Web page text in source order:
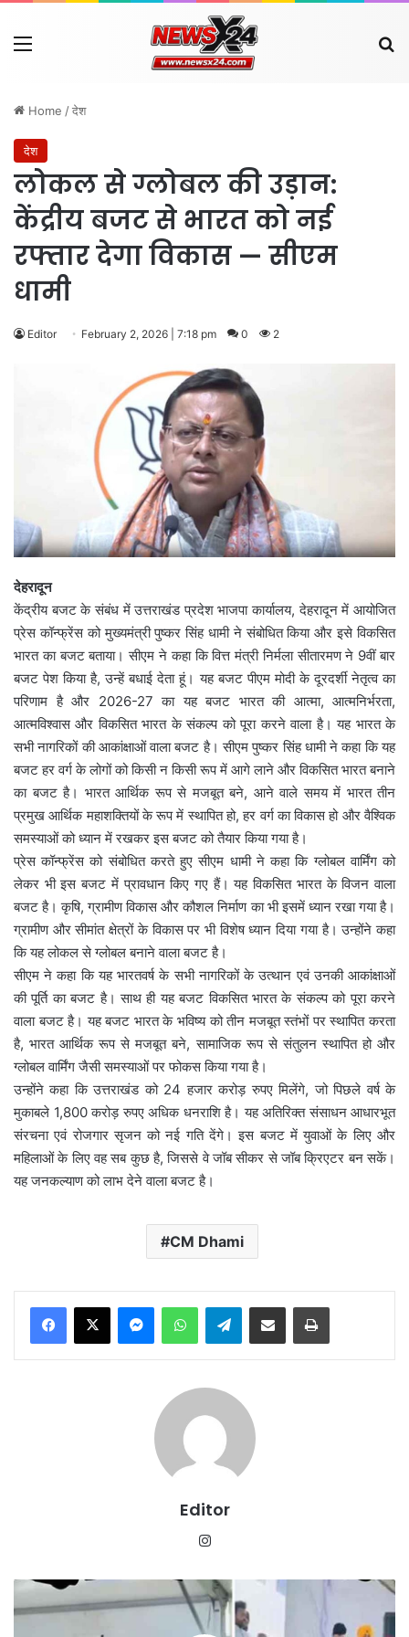
Menu
Home /देश
देश
लोकल से ग्लोबल की उड़ान:
केंद्रीय बजट से भारत को नई
रफ्तार देगा विकास — सीएम
धामी
Editor February 2, 2026 | 7:18 pm 0 2
देहरादून
केंद्रीय बजट के संबंध में उत्तराखंड प्रदेश भाजपा कार्यालय, देहरादून में आयोजित
प्रेस कॉन्फ्रेंस को मुख्यमंत्री पुष्कर सिंह धामी ने संबोधित किया और इसे विकसित
भारत का बजट बताया। सीएम ने कहा कि वित्त मंत्री निर्मला सीतारमण ने 9वीं बार
बजट पेश किया है, उन्हें बधाई देता हूं। यह बजट पीएम मोदी के दूरदर्शी नेतृत्व का
परिणाम है और 2026-27 का यह बजट भारत की आत्मा, आत्मनिर्भरता,
आत्मविश्वास और विकसित भारत के संकल्प को पूरा करने वाला है। यह भारत के
सभी नागरिकों की आकांक्षाओं वाला बजट है। सीएम पुष्कर सिंह धामी ने कहा कि यह
बजट हर वर्ग के लोगों को किसी न किसी रूप में आगे लाने और विकसित भारत बनाने
का बजट है। भारत आर्थिक रूप से मजबूत बने, आने वाले समय में भारत तीन
प्रमुख आर्थिक महाशक्तियों के रूप में स्थापित हो, हर वर्ग का विकास हो और वैश्विक
समस्याओं को ध्यान में रखकर इस बजट को तैयार किया गया है।
प्रेस कॉन्फ्रेंस को संबोधित करते हुए सीएम धामी ने कहा कि ग्लोबल वार्मिंग को
लेकर भी इस बजट में प्रावधान किए गए हैं। यह विकसित भारत के विजन वाला
बजट है। कृषि, ग्रामीण विकास और कौशल निर्माण का भी इसमें ध्यान रखा गया है।
ग्रामीण और सीमांत क्षेत्रों के विकास पर भी विशेष ध्यान दिया गया है। उन्होंने कहा
कि यह लोकल से ग्लोबल बनाने वाला बजट है।
सीएम ने कहा कि यह भारतवर्ष के सभी नागरिकों के उत्थान एवं उनकी आकांक्षाओं
की पूर्ति का बजट है। साथ ही यह बजट विकसित भारत के संकल्प को पूरा करने
वाला बजट है। यह बजट भारत के भविष्य को तीन मजबूत स्तंभों पर स्थापित करता
है, भारत आर्थिक रूप से मजबूत बने, सामाजिक रूप से संतुलन स्थापित हो और
ग्लोबल वार्मिंग जैसी समस्याओं पर फोकस किया गया है।
उन्होंने कहा कि उत्तराखंड को 24 हजार करोड़ रुपए मिलेंगे, जो पिछले वर्ष के
मुकाबले 1,800 करोड़ रुपए अधिक धनराशि है। यह अतिरिक्त संसाधन आधारभूत
संरचना एवं रोजगार सृजन को नई गति देंगे। इस बजट में युवाओं के लिए और
महिलाओं के लिए वह सब कुछ है, जिससे वे जॉब सीकर से जॉब क्रिएटर बन सकें।
यह जनकल्याण को लाभ देने वाला बजट है।
CM Dhami
MessengerWhatsAppTelegramShare via Email Print
Editor
मोदी-
मोदी’